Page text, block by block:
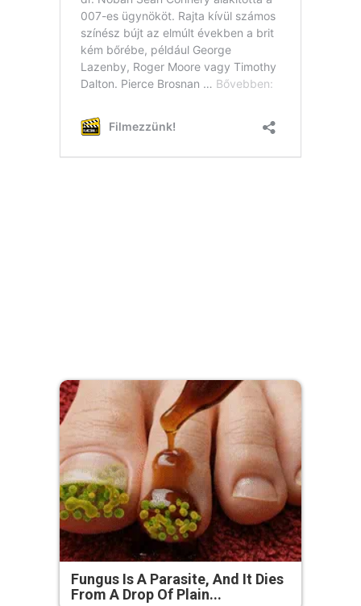
Fungus Is A Parasite, And It Dies
From A Drop Of Plain...